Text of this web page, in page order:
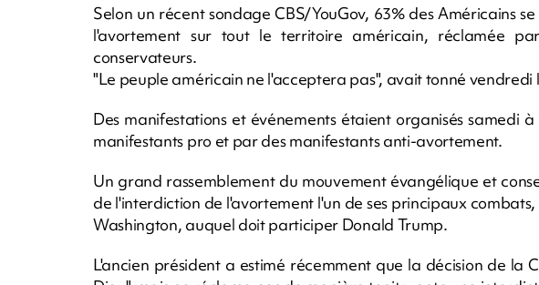
Selon un récent sondage CBS/YouGov, 63% des Américains
l'avortement sur tout le territoire américain, réclamée
conservateurs.
"Le peuple américain ne l'acceptera pas", avait tonné
Des manifestations et événements étaient organisés samedi
manifestants pro et par des manifestants anti-avortement.
Un grand rassemblement du mouvement évangélique et
de l'interdiction de l'avortement l'un de ses principaux
Washington, auquel doit participer Donald Trump.
L'ancien président a estimé récemment que la décision de la